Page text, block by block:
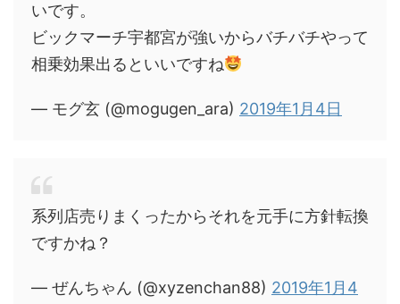
いです。
ビックマーチ宇都宮が強いからバチバチやって
相乗効果出るといいですね
— モグ玄 (@mogugen_ara) 2019年1月4日
系列店売りまくったからそれを元手に方針転換
ですかね？
— ぜんちゃん (@xyzenchan88) 2019年1月4